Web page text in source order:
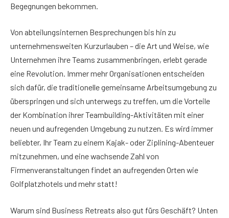
Begegnungen bekommen.
Von abteilungsinternen Besprechungen bis hin zu
unternehmensweiten Kurzurlauben – die Art und Weise, wie
Unternehmen ihre Teams zusammenbringen, erlebt gerade
eine Revolution. Immer mehr Organisationen entscheiden
sich dafür, die traditionelle gemeinsame Arbeitsumgebung zu
überspringen und sich unterwegs zu treffen, um die Vorteile
der Kombination ihrer Teambuilding-Aktivitäten mit einer
neuen und aufregenden Umgebung zu nutzen. Es wird immer
beliebter, Ihr Team zu einem Kajak- oder Ziplining-Abenteuer
mitzunehmen, und eine wachsende Zahl von
Firmenveranstaltungen findet an aufregenden Orten wie
Golfplatzhotels und mehr statt!
Warum sind Business Retreats also gut fürs Geschäft? Unten